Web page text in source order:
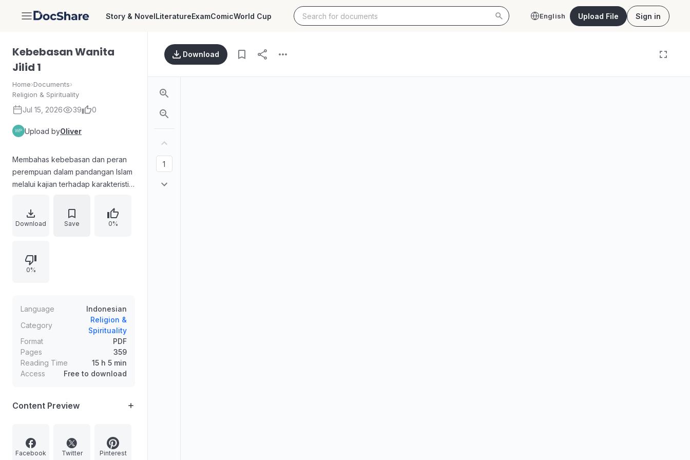
DocShare Story & NovelLiteratureExamComicWorld Cup English Upload File Sign in
Kebebasan Wanita
Jilid 1
Home›Documents›
Religion & Spirituality
Jul 15, 2026 39 0
Upload byOliver
Membahas kebebasan dan peran
perempuan dalam pandangan Islam
melalui kajian terhadap karakteristik
sikap perempuan dalam kisah-
kisahnya, termasuk tanggung
keluarga, hak saat talak dan masa
iddah, serta partisipasi dalam
etika pergaulan dan kesaksian
perempuan, serta rujukan pada
kitab hadis Shahih Bukhari dan
Muslim.
Download Save 0%
0%
Language
Indonesian
Category
Religion &
Spirituality
Format
PDF
Pages
359
Reading Time
15 h 5 min
Access
Free to download
Content Preview
Facebook Twitter Pinterest
Download